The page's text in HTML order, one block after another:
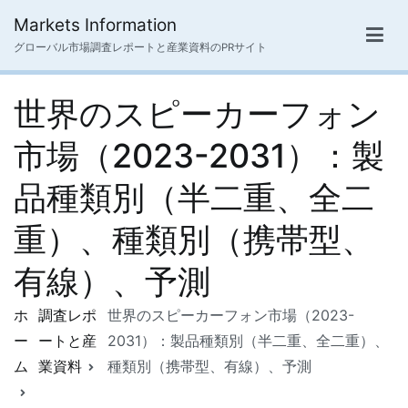
ス
Markets Information
グローバル市場調査レポートと産業資料のPRサイト
世界のスピーカーフォン
市場（2023-2031）：製
品種類別（半二重、全二
重）、種類別（携帯型、
有線）、予測
ホ
ー
ム
調査レポ
ートと産
業資料
世界のスピーカーフォン市場（2023-
2031）：製品種類別（半二重、全二重）、
種類別（携帯型、有線）、予測